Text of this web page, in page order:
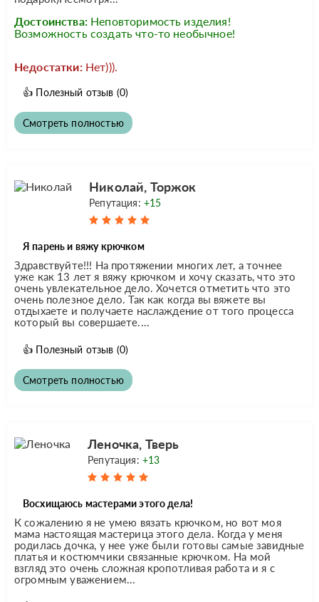
Достоинства: Неповторимость изделия!
Возможность создать что-то необычное!
Недостатки: Нет))).
👍 Полезный отзыв (0)
Смотреть полностью
Николай, Торжок
Репутация: +15
Я парень и вяжу крючком
Здравствуйте!!! На протяжении многих лет, а точнее
уже как 13 лет я вяжу крючком и хочу сказать, что это
очень увлекательное дело. Хочется отметить что это
очень полезное дело. Так как когда вы вяжете вы
отдыхаете и получаете наслаждение от того процесса
который вы совершаете....
👍 Полезный отзыв (0)
Смотреть полностью
Леночка, Тверь
Репутация: +13
Восхищаюсь мастерами этого дела!
К сожалению я не умею вязать крючком, но вот моя
мама настоящая мастерица этого дела. Когда у меня
родилась дочка, у нее уже были готовы самые завидные
платья и костюмчики связанные крючком. На мой
взгляд это очень сложная кропотливая работа и я с
огромным уважением...